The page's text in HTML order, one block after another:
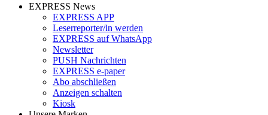
EXPRESS News
EXPRESS APP
Leserreporter/in werden
EXPRESS auf WhatsApp
Newsletter
PUSH Nachrichten
EXPRESS e-paper
Abo abschließen
Anzeigen schalten
Kiosk